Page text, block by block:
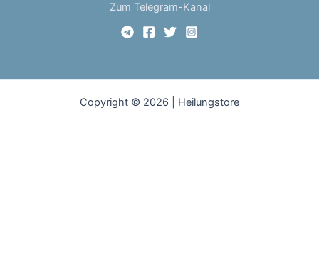
Zum Telegram-Kanal
Copyright © 2026 | Heilungstore